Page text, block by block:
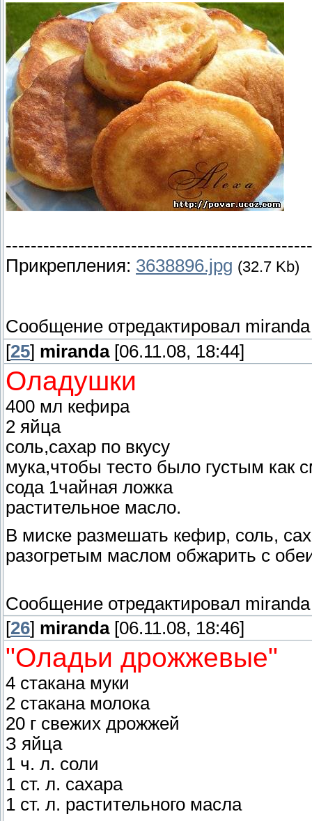
Прикрепления: 3638896.jpg (32.7 Kb)
Сообщение отредактировал miranda
[25] miranda[06.11.08, 18:44]
Оладушки
400 мл кефира
2 яйца
соль,сахар по вкусу
мука,чтобы тесто было густым как
сода 1чайная ложка
растительное масло.
В миске размешать кефир, соль,
разогретым маслом обжарить с
Сообщение отредактировал miranda
[26] miranda[06.11.08, 18:46]
"Оладьи дрожжевые"
4 стакана муки
2 стакана молока
20 г свежих дрожжей
З яйца
1 ч. л. соли
1 ст. л. сахара
1 ст. л. растительного масла